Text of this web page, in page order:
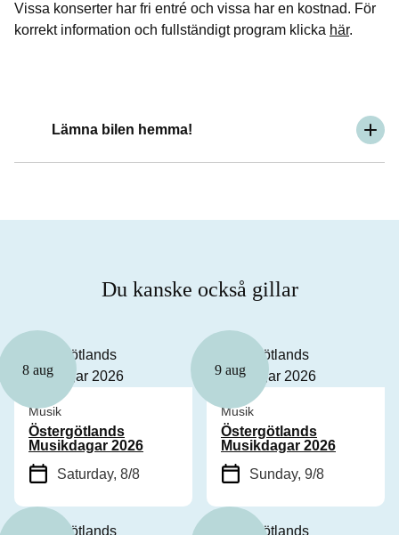
Vissa konserter har fri entré och vissa har en kostnad. För
korrekt information och fullständigt program klicka här.
Lämna bilen hemma!
Du kanske också gillar
8 aug
Musik
Östergötlands
Musikdagar 2026
Saturday, 8/8
9 aug
Musik
Östergötlands
Musikdagar 2026
Sunday, 9/8